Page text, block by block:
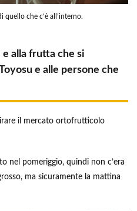
quello che c’è all’interno.
alla frutta che si
e alle persone che
il mercato ortofrutticolo
nel pomeriggio, quindi non c’era
ma sicuramente la mattina